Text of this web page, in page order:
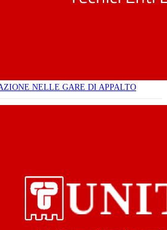
NELLE GARE DI APPALTO